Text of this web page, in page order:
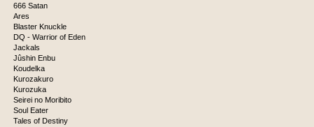
666 Satan
Ares
Blaster Knuckle
DQ - Warrior of Eden
Jackals
Jûshin Enbu
Koudelka
Kurozakuro
Kurozuka
Seirei no Moribito
Soul Eater
Tales of Destiny